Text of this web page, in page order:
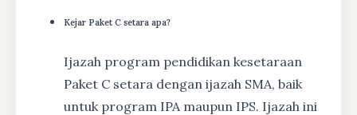
Kejar Paket C setara apa?
Ijazah program pendidikan kesetaraan
Paket C setara dengan ijazah SMA, baik
untuk program IPA maupun IPS. Ijazah ini